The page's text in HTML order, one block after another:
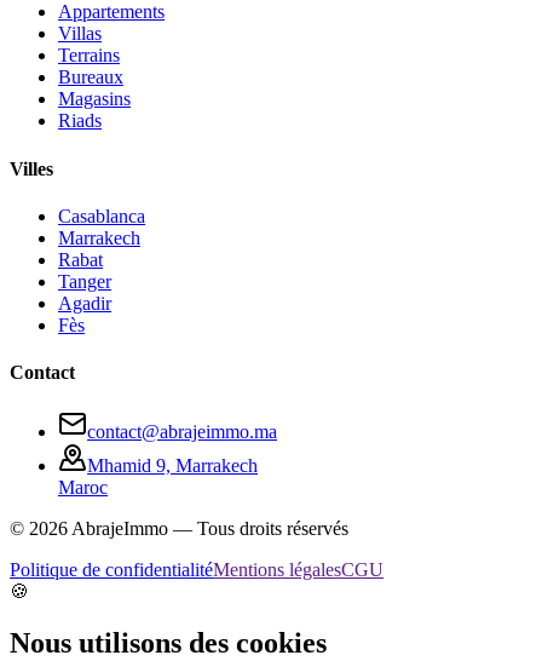
Appartements
Villas
Terrains
Bureaux
Magasins
Riads
Villes
Casablanca
Marrakech
Rabat
Tanger
Agadir
Fès
Contact
contact@abrajeimmo.ma
Mhamid 9, Marrakech
Maroc
© 2026AbrajeImmo — Tous droits réservés
Politique de confidentialitéMentions légalesCGU
🍪
Nous utilisons des cookies